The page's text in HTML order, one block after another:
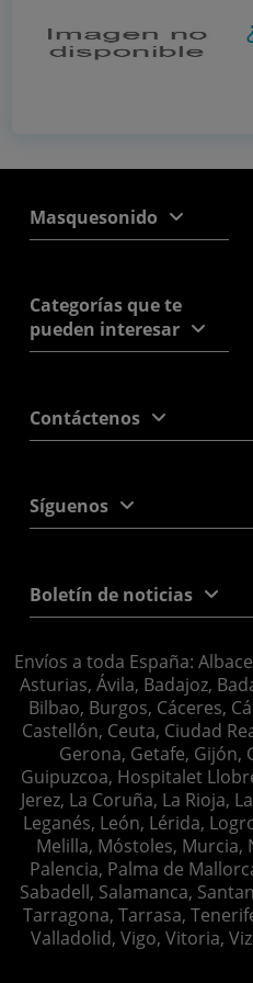
Masquesonido
Categorías que te
pueden interesar
Contáctenos
Síguenos
Boletín de noticias
Envíos a toda España:
Asturias, Ávila, Badajoz,
Bilbao, Burgos, Cáceres,
Castellón, Ceuta, Ciudad
Gerona, Getafe, Gijón,
Guipuzcoa, Hospitalet
Jerez, La Coruña, La Rioja,
Leganés, León, Lérida,
Melilla, Móstoles, Murcia,
Palencia, Palma de
Sabadell, Salamanca,
Tarragona, Tarrasa,
Valladolid, Vigo, Vitoria,